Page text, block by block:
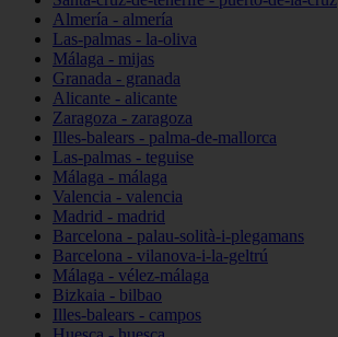
Almería - almería
Las-palmas - la-oliva
Málaga - mijas
Granada - granada
Alicante - alicante
Zaragoza - zaragoza
Illes-balears - palma-de-mallorca
Las-palmas - teguise
Málaga - málaga
Valencia - valencia
Madrid - madrid
Barcelona - palau-solità-i-plegamans
Barcelona - vilanova-i-la-geltrú
Málaga - vélez-málaga
Bizkaia - bilbao
Illes-balears - campos